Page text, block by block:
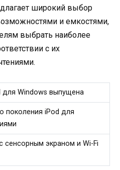
широкий выбор
и емкостями,
выбрать наиболее
с их
для Windows выпущена
поколения iPod для
сенсорным экраном и Wi-Fi